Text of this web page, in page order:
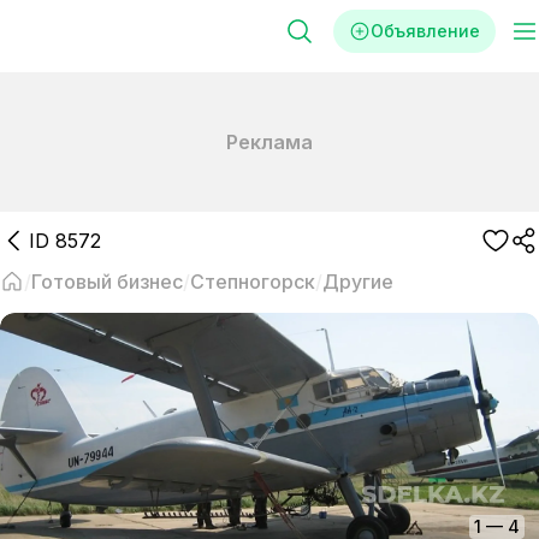
Объявление
Реклама
ID 8572
Готовый бизнес Степногорск Другие
1 — 4